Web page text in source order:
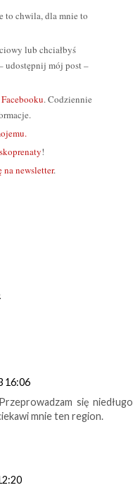
to chwila, dla mnie to
lub chciałbyś
udostępnij mój post –
Facebooku. Codziennie
!
na newsletter.
16:06
się niedługo
mnie ten region.